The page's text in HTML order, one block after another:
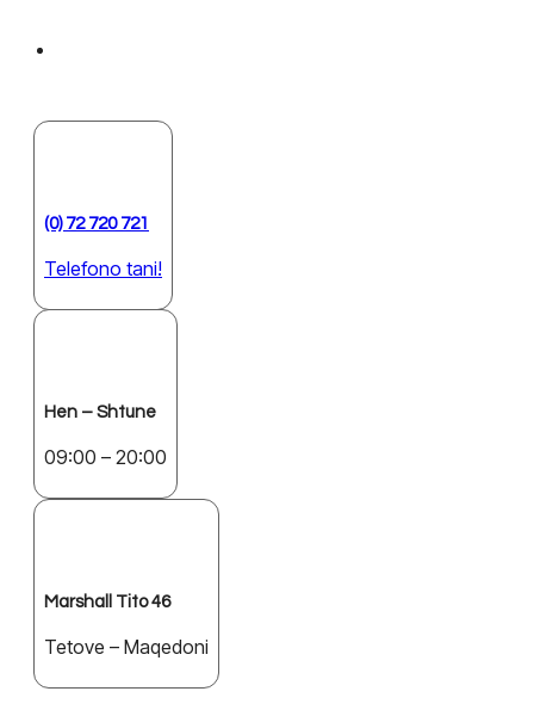
(0) 72 720 721
Telefono tani!
Hen – Shtune
09:00 – 20:00
Marshall Tito 46
Tetove – Maqedoni